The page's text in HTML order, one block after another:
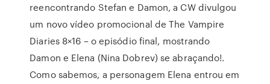
reencontrando Stefan e Damon, a CW divulgou
um novo vídeo promocional de The Vampire
Diaries 8×16 – o episódio final, mostrando
Damon e Elena (Nina Dobrev) se abraçando!.
Como sabemos, a personagem Elena entrou em